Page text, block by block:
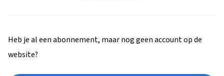
Heb je al een abonnement, maar nog geen account op de
website?